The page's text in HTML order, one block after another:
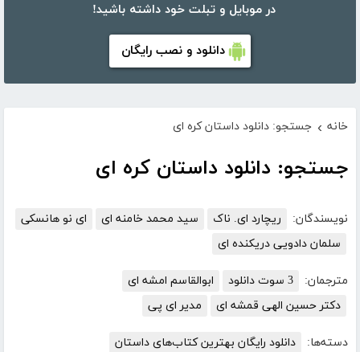
در موبایل و تبلت خود داشته باشید!
دانلود و نصب رایگان
خانه › جستجو: دانلود داستان کره ای
جستجو: دانلود داستان کره ای
نویسندگان: ریچارد ای. ناک سید محمد خامنه ای
ای نو هانسکی
سلمان دادویی دریکنده ای
مترجمان: 3 سوت دانلود
ابوالقاسم امشه ای
دکتر حسین الهی قمشه ای
مدیر ای پی
دسته‌ها:
دانلود رایگان بهترین کتاب‌های داستان